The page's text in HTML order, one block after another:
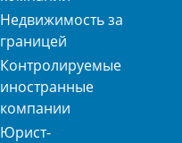
Недвижимость за
границей
Контролируемые
иностранные
компании
Юрист-